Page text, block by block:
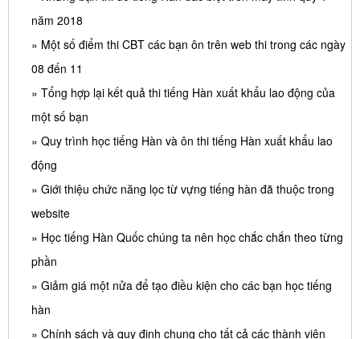
năm 2018
» Một số điểm thi CBT các bạn ôn trên web thi trong các ngày
08 đến 11
» Tổng hợp lại kết quả thi tiếng Hàn xuất khẩu lao động của
một số bạn
» Quy trình học tiếng Hàn và ôn thi tiếng Hàn xuất khẩu lao
động
» Giới thiệu chức năng lọc từ vựng tiếng hàn đã thuộc trong
website
» Học tiếng Hàn Quốc chúng ta nên học chắc chắn theo từng
phần
» Giảm giá một nửa để tạo điều kiện cho các bạn học tiếng
hàn
» Chính sách và quy định chung cho tất cả các thành viên